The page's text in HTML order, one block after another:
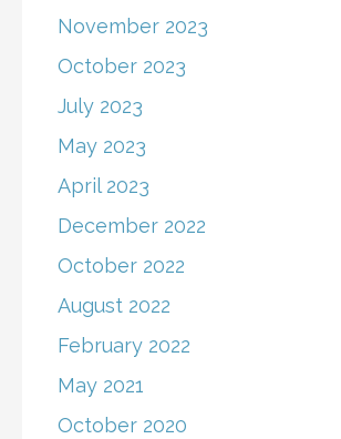
November 2023
October 2023
July 2023
May 2023
April 2023
December 2022
October 2022
August 2022
February 2022
May 2021
October 2020